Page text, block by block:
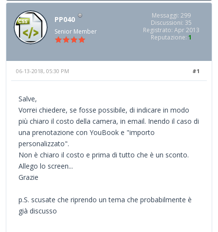
PP040
Senior Member
Messaggi: 299
Discussioni: 35
Registrato: Apr 2013
Reputazione: 1
#1
06-13-2018, 05:30 PM
Salve,
Vorrei chiedere, se fosse possibile, di indicare in modo
più chiaro il costo della camera, in email. Inendo il caso di
una prenotazione con YouBook e "importo
personalizzato".
Non è chiaro il costo e prima di tutto che è un sconto.
Allego lo screen...
Grazie
p.S. scusate che riprendo un tema che probabilmente è
già discusso